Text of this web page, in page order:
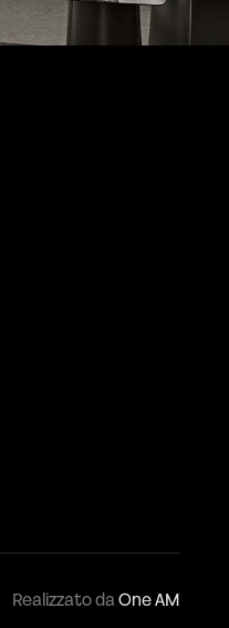
Realizzato daOne AM